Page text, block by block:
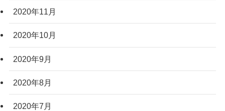
2020年11月
2020年10月
2020年9月
2020年8月
2020年7月